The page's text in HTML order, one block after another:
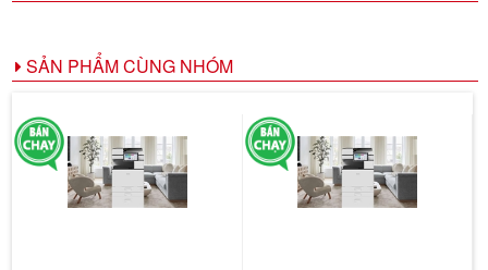
SẢN PHẨM CÙNG NHÓM